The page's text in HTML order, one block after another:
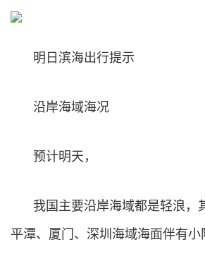
明日滨海出行提示
沿岸海域海况
预计明天，
我国主要沿岸海域都是轻浪，
平潭、厦门、深圳海域海面伴有